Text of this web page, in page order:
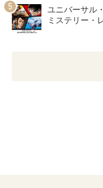
ユニバーサル
ミステリー・